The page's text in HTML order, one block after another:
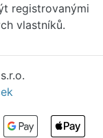
registrovanými
vlastníků.